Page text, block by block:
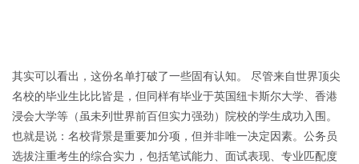
其实可以看出，这份名单打破了一些固有认知。 尽管来自世界顶尖
名校的毕业生比比皆是，但同样有毕业于英国纽卡斯尔大学、香港
浸会大学等（虽未列世界前百但实力强劲）院校的学生成功入围。
也就是说：名校背景是重要加分项，但并非唯一决定因素。公务员
选拔注重考生的综合实力，包括笔试能力、面试表现、专业匹配度